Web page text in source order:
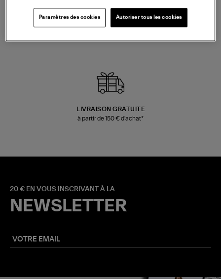
LIVRAISON GRATUITE
à partir de 150 € d'achat*
20 € EN VOUS INSCRIVANT À LA
NEWSLETTER
Paramètres des cookies Autoriser tous les cookies